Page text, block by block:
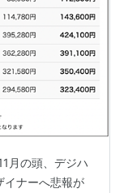
月の頭、デジハ
イナーへ悲報が